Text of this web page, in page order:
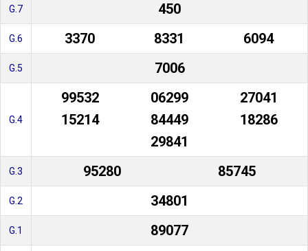
G.7 450
G.6 3370 8331 6094
G.5 7006
G.4
99532 06299
27041
15214
84449
18286
29841
G.3 95280 85745
G.2 34801
G.1 89077